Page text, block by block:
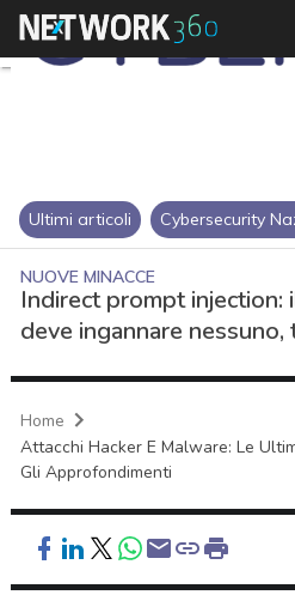
Ultimi articoli Cybersecurity
NUOVE MINACCE
Indirect prompt injection:
deve ingannare nessuno,
Home
Attacchi Hacker E Malware: Le
Gli Approfondimenti